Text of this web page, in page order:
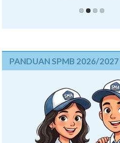
PANDUAN SPMB 2026/2027